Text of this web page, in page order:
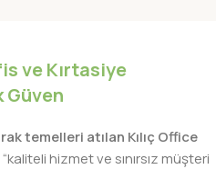
ve Kırtasiye
Güven
temelleri atılan Kılıç Office
hizmet ve sınırsız müşteri